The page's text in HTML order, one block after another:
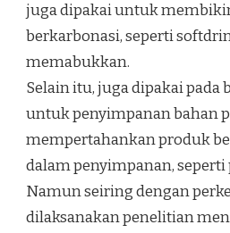
juga dipakai untuk
berkarbonasi, seperti
memabukkan.
Selain itu, juga dipakai pada
untuk penyimpanan bahan
mempertahankan produk
dalam penyimpanan,
Namun seiring dengan
dilaksanakan penelitian